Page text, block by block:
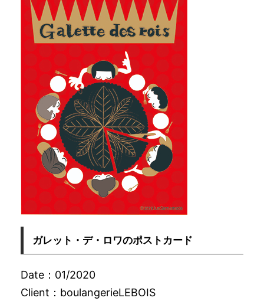
ガレット・デ・ロワのポストカード
Date：01/2020
Client：boulangerieLEBOIS